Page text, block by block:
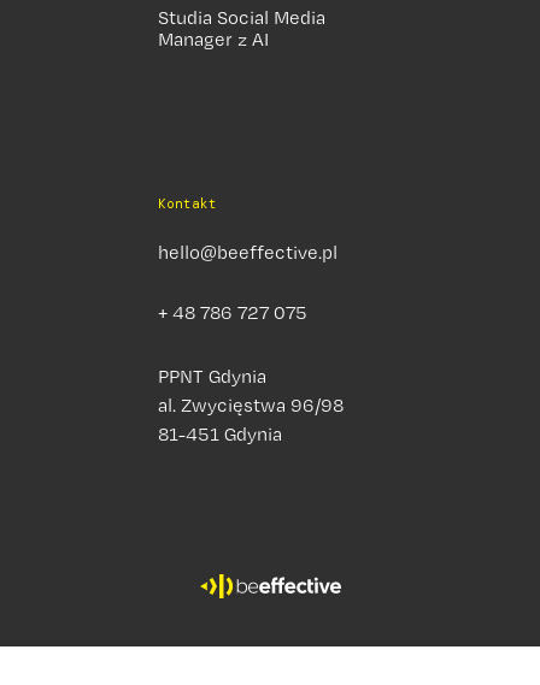
Studia Social Media
Manager z AI
Kontakt
hello@beeffective.pl
+ 48 786 727 075
PPNT Gdynia
al. Zwycięstwa 96/98
81-451 Gdynia